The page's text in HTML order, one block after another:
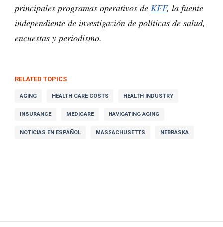
principales programas operativos de KFF, la fuente
independiente de investigación de políticas de salud,
encuestas y periodismo.
RELATED TOPICS
AGING HEALTH CARE COSTS HEALTH INDUSTRY
INSURANCE MEDICARE NAVIGATING AGING
NOTICIAS EN ESPAÑOL MASSACHUSETTS NEBRASKA